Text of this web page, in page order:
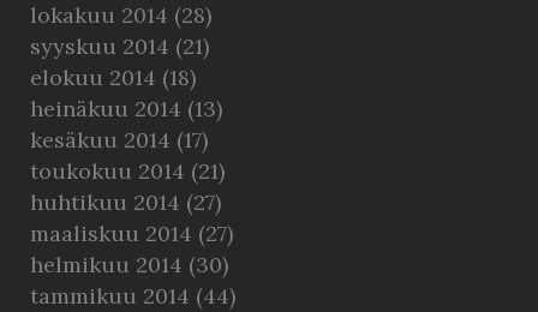
lokakuu 2014 (28)
syyskuu 2014 (21)
elokuu 2014 (18)
heinäkuu 2014 (13)
kesäkuu 2014 (17)
toukokuu 2014 (21)
huhtikuu 2014 (27)
maaliskuu 2014 (27)
helmikuu 2014 (30)
tammikuu 2014 (44)